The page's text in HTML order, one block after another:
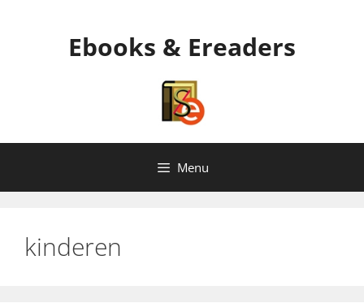
Ebooks & Ereaders
Menu
kinderen